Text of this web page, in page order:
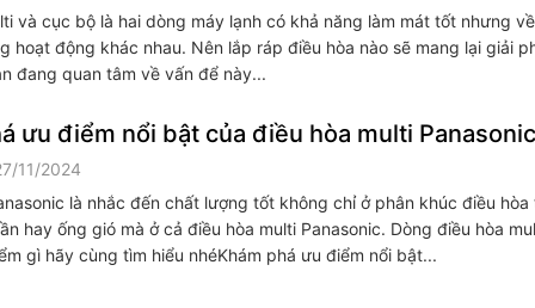
và cục bộ là hai dòng máy lạnh có khả năng làm mát tốt nhưng
hoạt động khác nhau. Nên lắp ráp điều hòa nào sẽ mang lại giải
đang quan tâm về vấn để này...
ưu điểm nổi bật của điều hòa multi Panasonic
11/2024
là nhắc đến chất lượng tốt không chỉ ở phân khúc điều hòa
hay ống gió mà ở cả điều hòa multi Panasonic. Dòng điều hòa
gì hãy cùng tìm hiểu nhéKhám phá ưu điểm nổi bật...